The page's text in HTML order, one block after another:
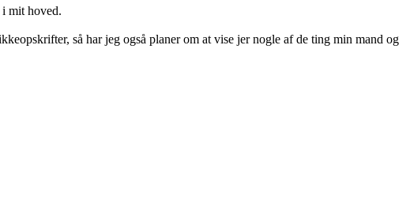
mit hoved.
så har jeg også planer om at vise jer nogle af de ting min mand og